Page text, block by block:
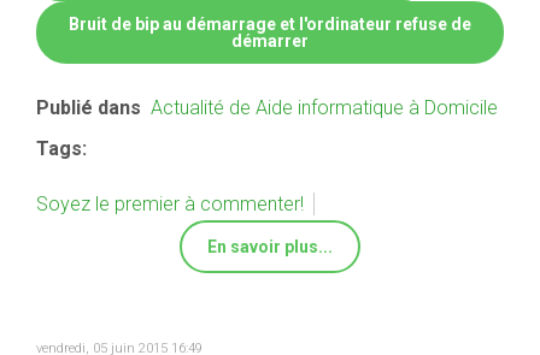
Bruit de bip au démarrage et l'ordinateur refuse de
démarrer
Publié dans Actualité de Aide informatique à Domicile
Tags:
Soyez le premier à commenter!
En savoir plus...
vendredi, 05 juin 2015 16:49